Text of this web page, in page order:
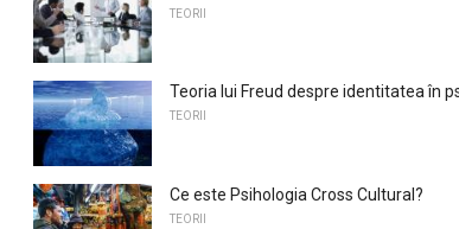
TEORII
Teoria lui Freud despre identitatea în
TEORII
Ce este Psihologia Cross Cultural?
TEORII